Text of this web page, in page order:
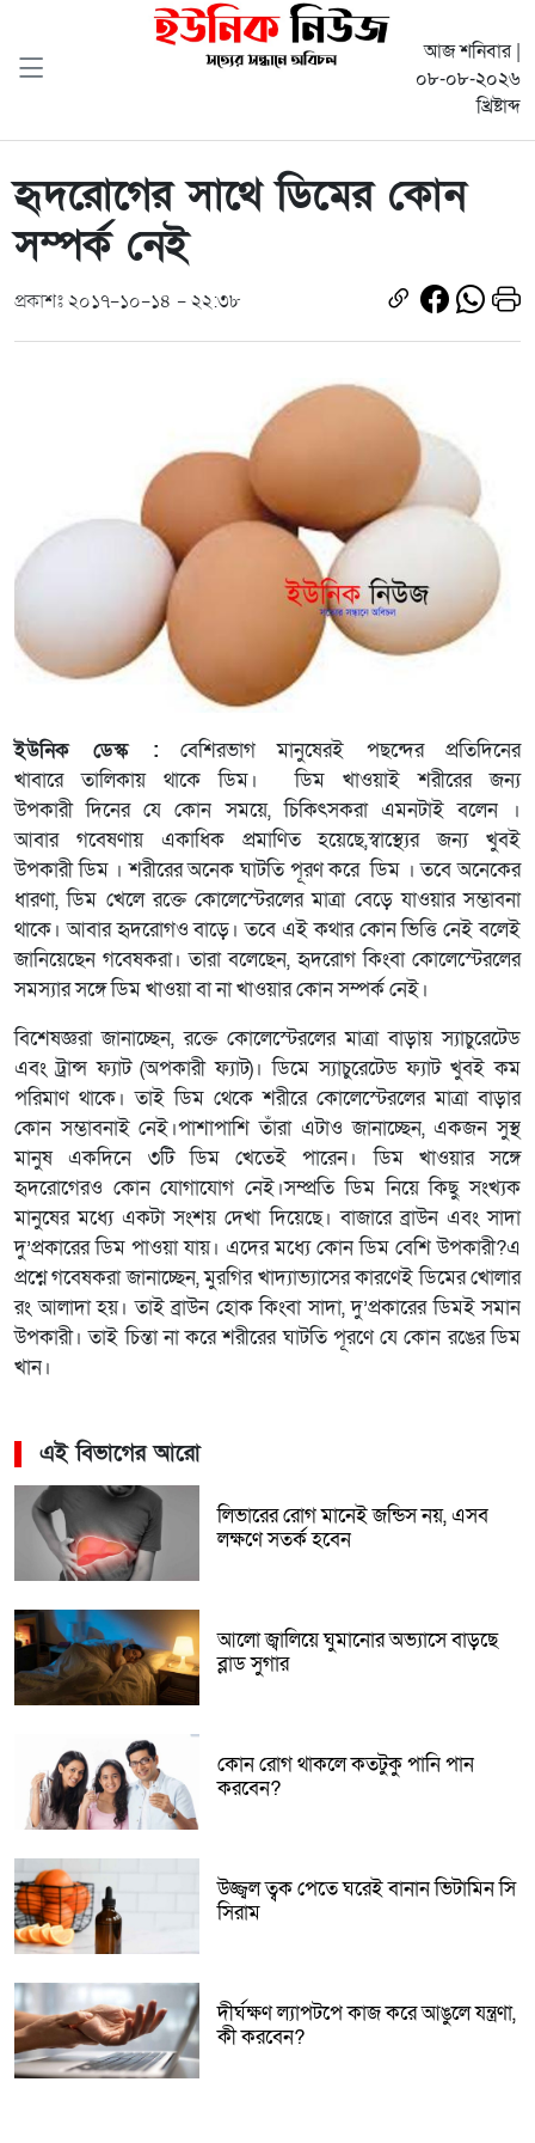
আজ শনিবার |
০৮-০৮-২০২৬
খ্রিষ্টাব্দ
হৃদরোগের সাথে ডিমের কোন
সম্পর্ক নেই
প্রকাশঃ ২০১৭-১০-১৪ - ২২:৩৮
ইউনিক ডেস্ক : বেশিরভাগ মানুষেরই পছন্দেরপ্রতিদিনের
খাবারে
তালিকায় থাকে ডিম। ডিম খাওয়াই শরীরের জন্য
উপকারীদিনের যে কোন সময়ে,চিকিৎসকরা এমনটাই বলেন ।
আবার গবেষণায় একাধিক প্রমাণিত হয়েছে,স্বাস্থ্যের জন্য খুবই
উপকারী ডিম । শরীরের অনেক ঘাটতি পূরণ করে ডিম । তবে অনেকের
ধারণা, ডিম খেলে রক্তে কোলেস্টেরলের মাত্রা বেড়ে যাওয়ার সম্ভাবনা
থাকে। আবার হৃদরোগও বাড়ে। তবে এই কথার কোন ভিত্তি নেই বলেই
জানিয়েছেন গবেষকরা। তারা বলেছেন, হৃদরোগ কিংবা কোলেস্টেরলের
সমস্যার সঙ্গে ডিম খাওয়া বা না খাওয়ার কোন সম্পর্ক নেই।
বিশেষজ্ঞরা জানাচ্ছেন, রক্তে কোলেস্টেরলের মাত্রা বাড়ায় স্যাচুরেটেড
এবং ট্রান্স ফ্যাট (অপকারী ফ্যাট)। ডিমে স্যাচুরেটেড ফ্যাট খুবই কম
পরিমাণ থাকে। তাই ডিম থেকে শরীরে কোলেস্টেরলের মাত্রা বাড়ার
কোন সম্ভাবনাই নেই।পাশাপাশি তাঁরা এটাও জানাচ্ছেন, একজন সুস্থ
মানুষ একদিনে ৩টি ডিম খেতেই পারেন। ডিম খাওয়ার সঙ্গে
হৃদরোগেরও কোন যোগাযোগ নেই।সম্প্রতি ডিম নিয়ে কিছু সংখ্যক
মানুষের মধ্যে একটা সংশয় দেখা দিয়েছে। বাজারে ব্রাউন এবং সাদা
দু’প্রকারের ডিম পাওয়া যায়। এদের মধ্যে কোন ডিম বেশি উপকারী?এ
প্রশ্নে গবেষকরা জানাচ্ছেন, মুরগির খাদ্যাভ্যাসের কারণেই ডিমের খোলার
রং আলাদা হয়। তাই ব্রাউন হোক কিংবা সাদা, দু’প্রকারের ডিমই সমান
উপকারী। তাই চিন্তা না করে শরীরের ঘাটতি পূরণে যে কোন রঙের ডিম
খান।
এই বিভাগের আরো
লিভারের রোগ মানেই জন্ডিস নয়, এসব
লক্ষণে সতর্ক হবেন
আলো জ্বালিয়ে ঘুমানোর অভ্যাসে বাড়ছে
ব্লাড সুগার
কোন রোগ থাকলে কতটুকু পানি পান
করবেন?
উজ্জ্বল ত্বক পেতে ঘরেই বানান ভিটামিন সি
সিরাম
দীর্ঘক্ষণ ল্যাপটপে কাজ করে আঙুলে যন্ত্রণা,
কী করবেন?